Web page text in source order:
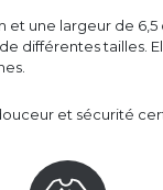
et une largeur de
différentes tailles.
et sécurité